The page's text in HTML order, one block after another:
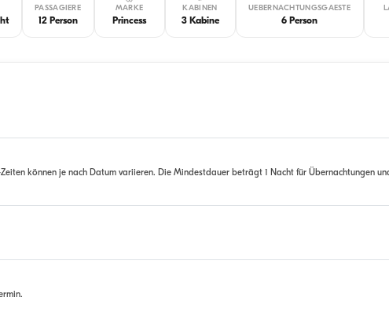
PASSAGIERE
12 Person
MARKE
Princess
KABINEN
3 Kabine
UEBERNACHTUNGSGAESTE
6 Person
können je nach Datum variieren. Die Mindestdauer beträgt 1 Nacht für Übernachtungen